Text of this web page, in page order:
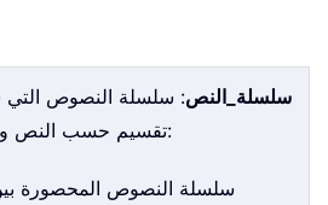
سلسلة_النص: سلسلة النصوص التي
تقسيم حسب النص والرقم. ويمكن أن تكون:
سلسلة النصوص المحصورة